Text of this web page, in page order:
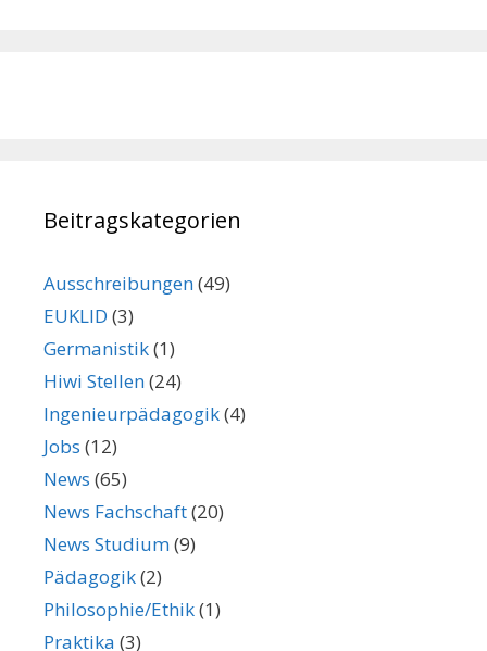
Beitragskategorien
Ausschreibungen(49)
EUKLID (3)
Germanistik(1)
Hiwi Stellen(24)
Ingenieurpädagogik(4)
Jobs (12)
News (65)
News Fachschaft(20)
News Studium(9)
Pädagogik(2)
Philosophie/Ethik(1)
Praktika (3)